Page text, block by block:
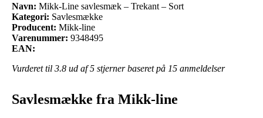
Navn: Mikk-Line savlesmæk – Trekant – Sort
Kategori: Savlesmække
Producent: Mikk-line
Varenummer: 9348495
EAN:
Vurderet til 3.8 ud af 5 stjerner baseret på 15 anmeldelser
Savlesmække fra Mikk-line